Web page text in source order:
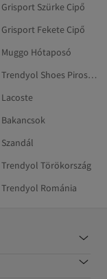
Grisport Szürke Cipő
Grisport Fekete Cipő
Muggo Hótaposó
Trendyol Shoes Piros Nyaksálak
Lacoste
Bakancsok
Szandál
Trendyol Törökország
Trendyol Románia